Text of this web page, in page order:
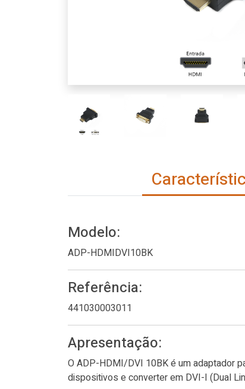
Modelo:
ADP-HDMIDVI10BK
Referência:
441030003011
Apresentação:
O ADP-HDMI/DVI 10BK é um adaptador
dispositivos e converter em DVI-I (Dual